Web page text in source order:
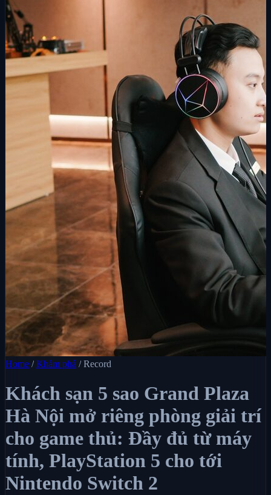
Home / Khám phá / Record
Khách sạn 5 sao Grand Plaza
Hà Nội mở riêng phòng giải trí
cho game thủ: Đầy đủ từ máy
tính, PlayStation 5 cho tới
Nintendo Switch 2